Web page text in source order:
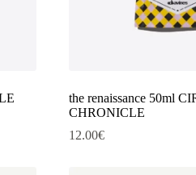
the renaissance 50ml
CHRONICLE
12.00€